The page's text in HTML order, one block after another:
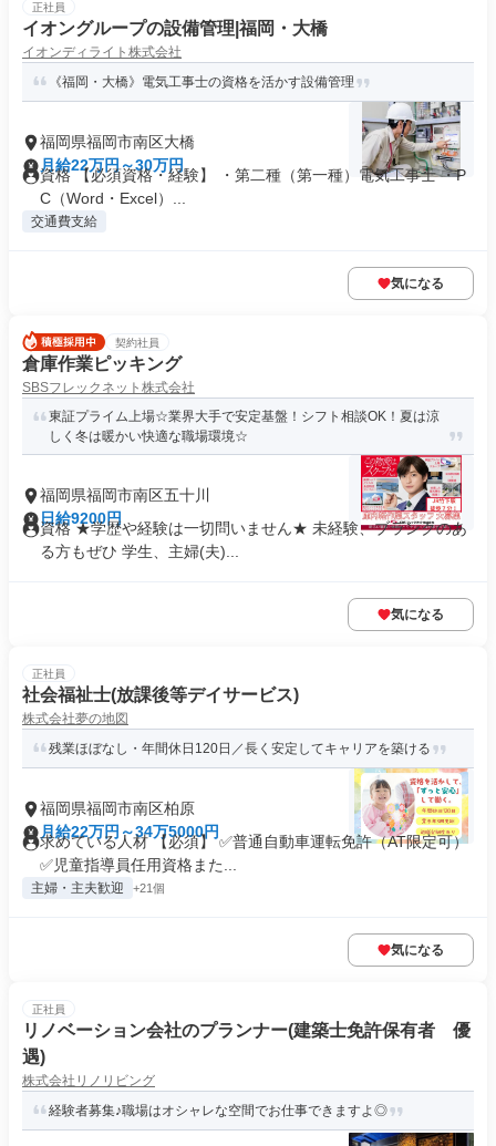
正社員
イオングループの設備管理|福岡・大橋
イオンディライト株式会社
《福岡・大橋》電気工事士の資格を活かす設備管理
福岡県福岡市南区大橋
月給22万円～30万円
資格 【必須資格・経験】 ・第二種（第一種）電気工事士 ・P
C（Word・Excel）...
交通費支給
気になる
契約社員
倉庫作業ピッキング
SBSフレックネット株式会社
東証プライム上場☆業界大手で安定基盤！シフト相談OK！夏は涼
しく冬は暖かい快適な職場環境☆
福岡県福岡市南区五十川
日給9200円
資格 ★学歴や経験は一切問いません★ 未経験、ブランクのあ
る方もぜひ 学生、主婦(夫)...
気になる
正社員
社会福祉士(放課後等デイサービス)
株式会社夢の地図
残業ほぼなし・年間休日120日／長く安定してキャリアを築ける
福岡県福岡市南区柏原
月給22万円～34万5000円
求めている人材 【必須】 ✅普通自動車運転免許（AT限定可）
✅児童指導員任用資格また...
主婦・主夫歓迎 +21個
気になる
正社員
リノベーション会社のプランナー(建築士免許保有者 優
遇)
株式会社リノリビング
経験者募集♪職場はオシャレな空間でお仕事できますよ◎